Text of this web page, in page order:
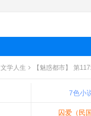
文学人生 【魅惑都市】 第
7色小
囚爱（民国